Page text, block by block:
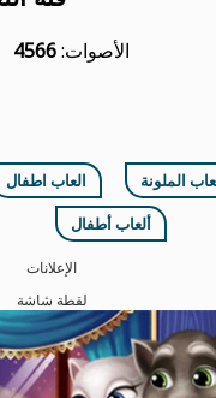
الأصوات:4566
العاب اطفال
الملونة
ألعاب أطفال
الإعلانات
لقطة شاشة